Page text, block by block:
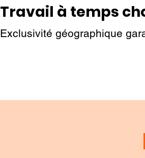
Travail à temps
Exclusivité géographique